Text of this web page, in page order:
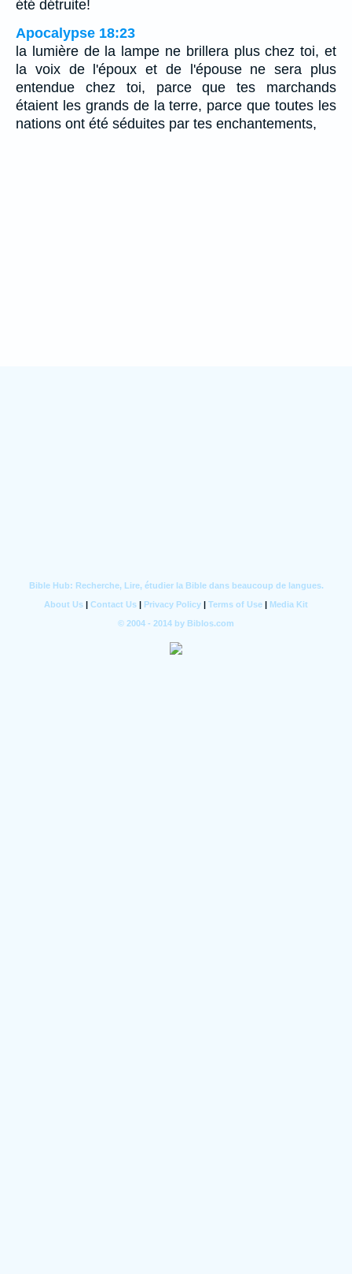
été détruite!
Apocalypse 18:23
la lumière de la lampe ne brillera plus chez toi, et
la voix de l'époux et de l'épouse ne sera plus
entendue chez toi, parce que tes marchands
étaient les grands de la terre, parce que toutes les
nations ont été séduites par tes enchantements,